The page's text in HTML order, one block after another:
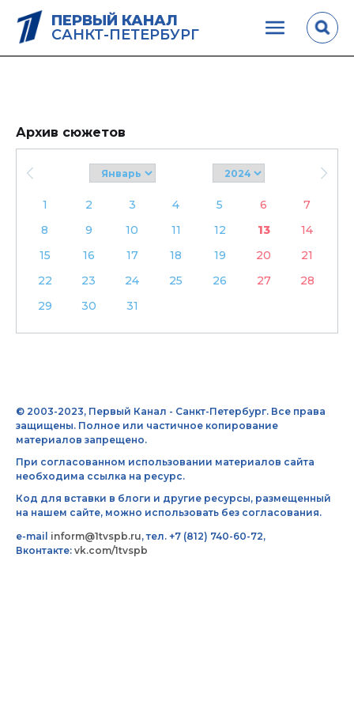
ПЕРВЫЙ КАНАЛ
САНКТ-ПЕТЕРБУРГ
Архив сюжетов
1 2 3 4 5 6
7
8
9 10 11 12 13
14
15
16 17 18 19 20
21
22
23 24 25 26 27
28
29
30 31
© 2003-2023, Первый Канал - Санкт-Петербург. Все права
защищены. Полное или частичное копирование
материалов запрещено.
При согласованном использовании материалов сайта
необходима ссылка на ресурс.
Код для вставки в блоги и другие ресурсы, размещенный
на нашем сайте, можно использовать без согласования.
e-mail inform@1tvspb.ru, тел. +7 (812) 740-60-72,
Вконтакте: vk.com/1tvspb